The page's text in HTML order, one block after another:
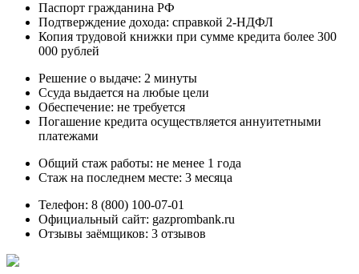
Паспорт гражданина РФ
Подтверждение дохода: справкой 2-НДФЛ
Копия трудовой книжки при сумме кредита более 300
000 рублей
Решение о выдаче: 2 минуты
Ссуда выдается на любые цели
Обеспечение: не требуется
Погашение кредита осуществляется аннуитетными
платежами
Общий стаж работы: не менее 1 года
Стаж на последнем месте: 3 месяца
Телефон: 8 (800) 100-07-01
Официальный сайт: gazprombank.ru
Отзывы заёмщиков: 3 отзывов